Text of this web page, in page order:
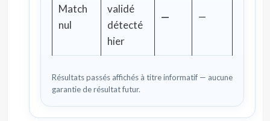
Match
nul
validé
détecté
hier
— —
Résultats passés affichés à titre informatif — aucune
garantie de résultat futur.